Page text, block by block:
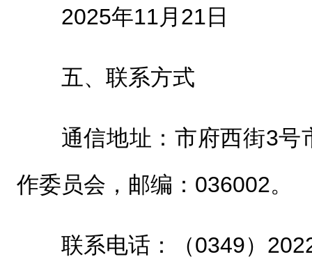
2025年11月21日
五、联系方式
通信地址：市府西街3号
作委员会，邮编：036002。
联系电话：（0349）